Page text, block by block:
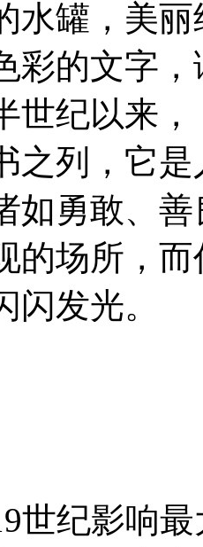
水罐，美
彩的文字
世纪以来
之列，它
如勇敢、
的场所，
闪发光。
世纪影响